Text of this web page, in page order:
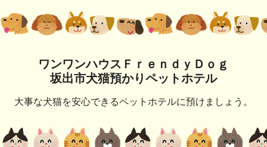
ワンワンハウスＦｒｅｎｄｙＤｏｇ
坂出市犬猫預かりペットホテル
大事な犬猫を安心できるペットホテルに預けましょう。